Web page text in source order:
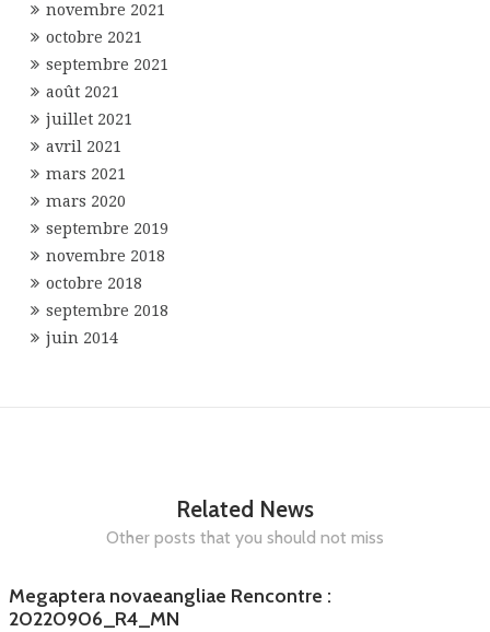
novembre 2021
octobre 2021
septembre 2021
août 2021
juillet 2021
avril 2021
mars 2021
mars 2020
septembre 2019
novembre 2018
octobre 2018
septembre 2018
juin 2014
Related News
Other posts that you should not miss
Megaptera novaeangliae Rencontre :
20220906_R4_MN